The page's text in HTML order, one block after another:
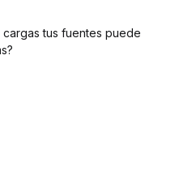
tus fuentes puede